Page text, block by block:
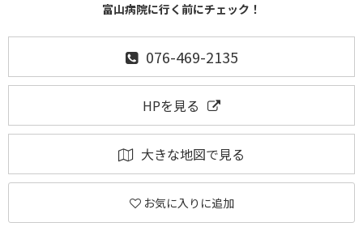
富山病院に行く前にチェック！
076-469-2135
HPを見る
大きな地図で見る
お気に入りに追加